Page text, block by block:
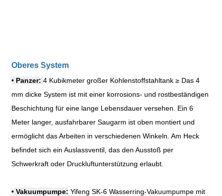
Oberes System
• Panzer:4 Kubikmeter großer Kohlenstoffstahltank≥ Das 4
mm dicke System ist mit einer korrosions- und rostbeständigen
Beschichtung für eine lange Lebensdauer versehen. Ein 6
Meter langer, ausfahrbarer Saugarm ist oben montiert und
ermöglicht das Arbeiten in verschiedenen Winkeln. Am Heck
befindet sich ein Auslassventil, das den Ausstoß per
Schwerkraft oder Druckluftunterstützung erlaubt.
• Vakuumpumpe: Yifeng SK-6 Wasserring-Vakuumpumpe mit